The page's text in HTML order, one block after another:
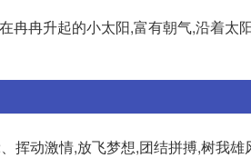
冉冉升起的小太阳,富有朝气,沿着
挥动激情,放飞梦想,团结拼搏,树我